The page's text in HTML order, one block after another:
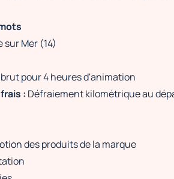
sur Mer (14)
brut pour 4 heures d'animation
: Défraiement kilométrique au
des produits de la marque